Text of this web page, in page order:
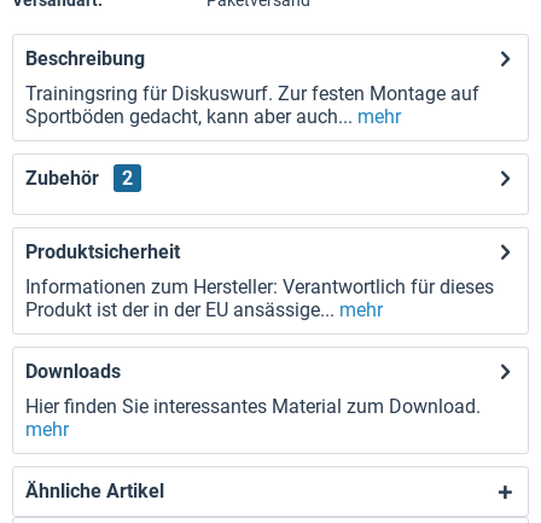
Beschreibung
Trainingsring für Diskuswurf. Zur festen Montage auf
Sportböden gedacht, kann aber auch... mehr
Zubehör 2
Produktsicherheit
Informationen zum Hersteller: Verantwortlich für dieses
Produkt ist der in der EU ansässige... mehr
Downloads
Hier finden Sie interessantes Material zum Download.
mehr
Ähnliche Artikel